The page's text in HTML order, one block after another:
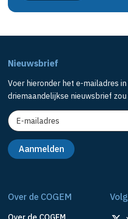
Nieuwsbrief
Voer hieronder het e-mailadres
driemaandelijkse nieuwsbrief
Over de COGEM
Over de COGEM